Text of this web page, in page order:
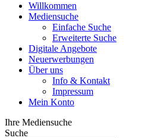
Willkommen
Mediensuche
Einfache Suche
Erweiterte Suche
Digitale Angebote
Neuerwerbungen
Über uns
Info & Kontakt
Impressum
Mein Konto
Ihre Mediensuche
Suche